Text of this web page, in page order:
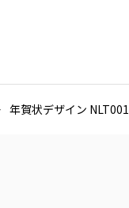
年賀状デザイン NLT001